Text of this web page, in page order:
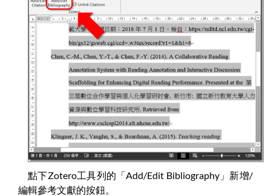
點下Zotero工具列的「Add/Edit Bibliography」新增/
編輯參考文獻的按鈕。